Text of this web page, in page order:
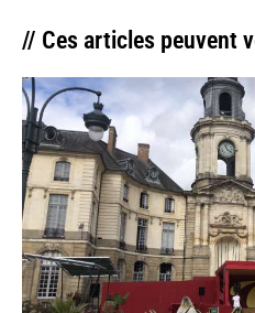
// Ces articles peuvent